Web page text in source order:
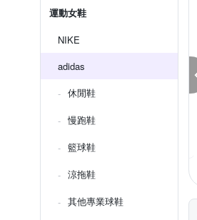
運動女鞋
NIKE
adidas
休閒鞋
慢跑鞋
籃球鞋
涼拖鞋
其他專業球鞋
結帳8折